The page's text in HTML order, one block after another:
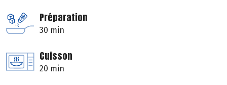
Préparation
30 min
Cuisson
20 min